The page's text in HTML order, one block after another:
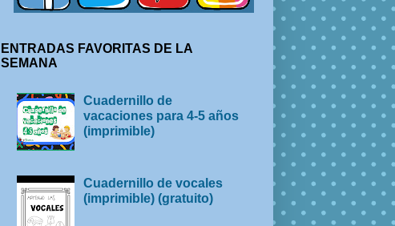
ENTRADAS FAVORITAS DE LA
SEMANA
Cuadernillo de
vacaciones para 4-5 años
(imprimible)
Cuadernillo de vocales
(imprimible) (gratuito)